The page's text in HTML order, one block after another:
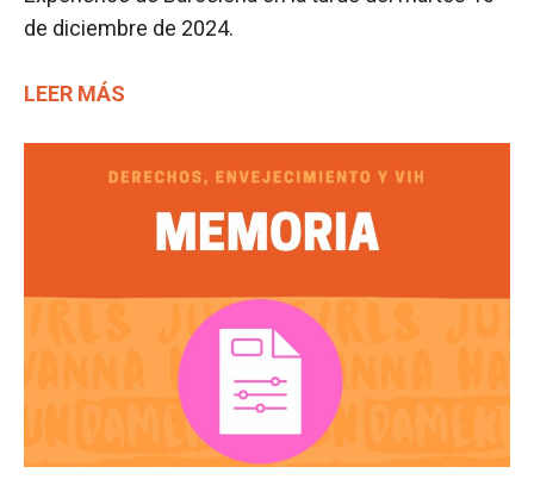
de diciembre de 2024.
LEER MÁS